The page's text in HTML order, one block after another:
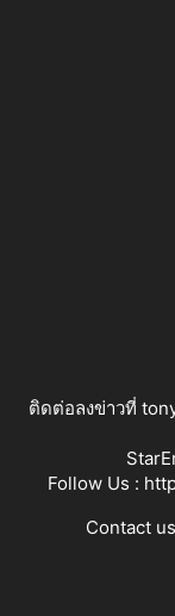
ติดต่อลงข่าวที่
Follow Us :
Contact